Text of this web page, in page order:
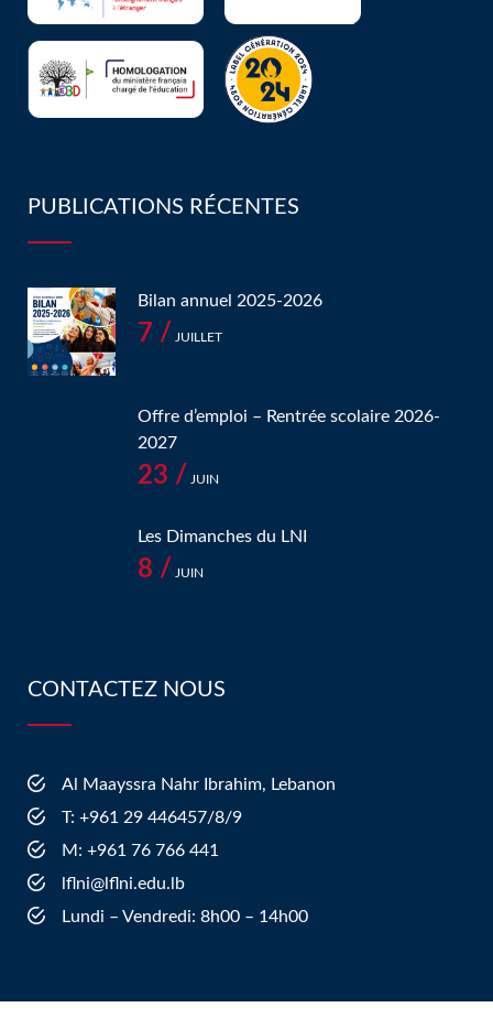
PUBLICATIONS RÉCENTES
Bilan annuel 2025-2026
7 / JUILLET
Offre d’emploi – Rentrée scolaire 2026-
2027
23 / JUIN
Les Dimanches du LNI
8 / JUIN
CONTACTEZ NOUS
Al Maayssra Nahr Ibrahim, Lebanon
​T: +961 29 446457/8/9
​M: +961 76 766 441
lflni@lflni.edu.lb
Lundi – Vendredi: 8h00 – 14h00